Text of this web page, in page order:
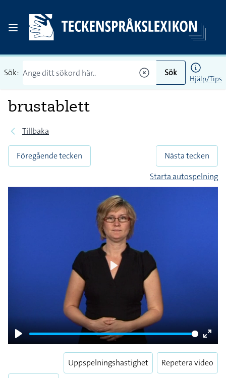
Sök: Sök
Hjälp/Tips
brustablett
Tillbaka
Föregående tecken
Nästa tecken
Starta autospelning
Play
Enter
Play
Uppspelningshastighet Repetera video